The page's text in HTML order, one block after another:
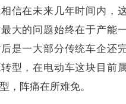
信在未来几年时间内，
大的问题始终在于产能
是一大部分传统车企还
型，在电动车这块目前
，阵痛在所难免。